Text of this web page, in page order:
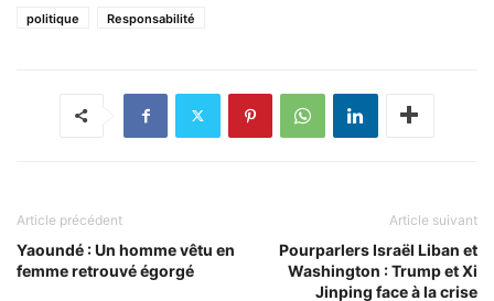
politique
Responsabilité
Article précédent
Yaoundé : Un homme vêtu en
femme retrouvé égorgé
Article suivant
Pourparlers Israël Liban et
Washington : Trump et Xi
Jinping face à la crise